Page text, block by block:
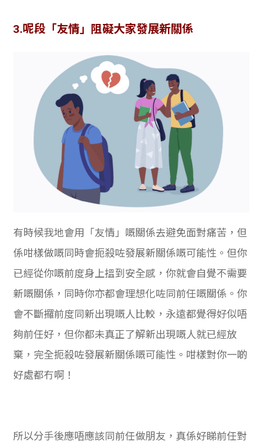
3.呢段「友情」阻礙大家發展新關係
有時候我地會用「友情」嘅關係去避免面對痛苦，但
係咁樣做嘅同時會扼殺咗發展新關係嘅可能性。但你
已經從你嘅前度身上搵到安全感，你就會自覺不需要
新嘅關係，同時你亦都會理想化咗同前任嘅關係。你
會不斷攞前度同新出現嘅人比較，永遠都覺得好似唔
夠前任好，但你都未真正了解新出現嘅人就已經放
棄，完全扼殺咗發展新關係嘅可能性。咁樣對你一啲
好處都冇啊！
所以分手後應唔應該同前任做朋友，真係好睇前任對